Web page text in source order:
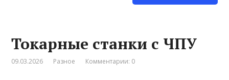
Токарные станки с ЧПУ
09.03.2026 Разное Комментарии: 0